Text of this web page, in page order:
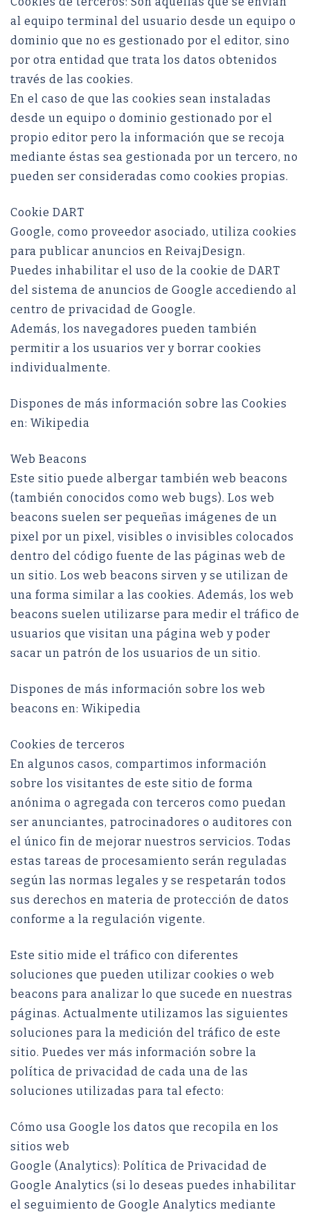
al equipo terminal del usuario desde un equipo o
dominio que no es gestionado por el editor, sino
por otra entidad que trata los datos obtenidos
través de las cookies.
En el caso de que las cookies sean instaladas
desde un equipo o dominio gestionado por el
propio editor pero la información que se recoja
mediante éstas sea gestionada por un tercero, no
pueden ser consideradas como cookies propias.
Cookie DART
Google, como proveedor asociado, utiliza cookies
para publicar anuncios en ReivajDesign.
Puedes inhabilitar el uso de la cookie de DART
del sistema de anuncios de Google accediendo al
centro de privacidad de Google.
Además, los navegadores pueden también
permitir a los usuarios ver y borrar cookies
individualmente.
Dispones de más información sobre las Cookies
en: Wikipedia
Web Beacons
Este sitio puede albergar también web beacons
(también conocidos como web bugs). Los web
beacons suelen ser pequeñas imágenes de un
pixel por un pixel, visibles o invisibles colocados
dentro del código fuente de las páginas web de
un sitio. Los web beacons sirven y se utilizan de
una forma similar a las cookies. Además, los web
beacons suelen utilizarse para medir el tráfico de
usuarios que visitan una página web y poder
sacar un patrón de los usuarios de un sitio.
Dispones de más información sobre los web
beacons en: Wikipedia
Cookies de terceros
En algunos casos, compartimos información
sobre los visitantes de este sitio de forma
anónima o agregada con terceros como puedan
ser anunciantes, patrocinadores o auditores con
el único fin de mejorar nuestros servicios. Todas
estas tareas de procesamiento serán reguladas
según las normas legales y se respetarán todos
sus derechos en materia de protección de datos
conforme a la regulación vigente.
Este sitio mide el tráfico con diferentes
soluciones que pueden utilizar cookies o web
beacons para analizar lo que sucede en nuestras
páginas. Actualmente utilizamos las siguientes
soluciones para la medición del tráfico de este
sitio. Puedes ver más información sobre la
política de privacidad de cada una de las
soluciones utilizadas para tal efecto:
Cómo usa Google los datos que recopila en los
sitios web
Google (Analytics): Política de Privacidad de
Google Analytics (si lo deseas puedes inhabilitar
el seguimiento de Google Analytics mediante